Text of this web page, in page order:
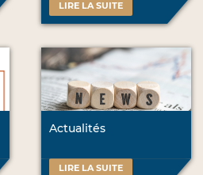
LIRE LA SUITE
Actualités
LIRE LA SUITE